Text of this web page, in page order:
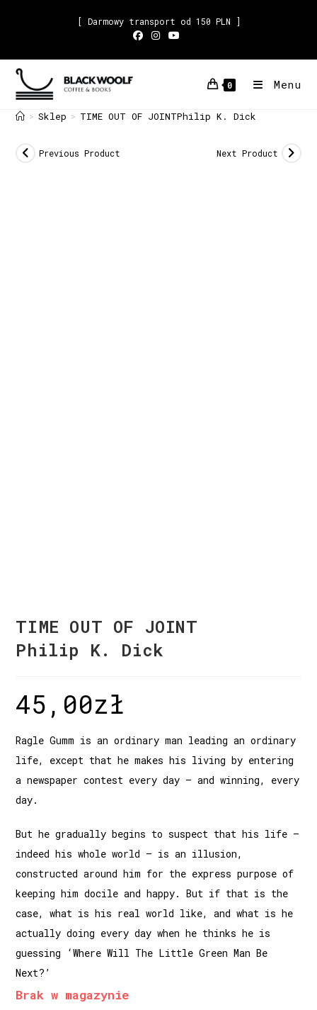
[ Darmowy transport od 150 PLN ]
0 Menu
> Sklep > TIME OUT OF JOINTPhilip K. Dick
Previous Product Next Product
TIME OUT OF JOINT
Philip K. Dick
45,00zł
Ragle Gumm is an ordinary man leading an ordinary
life, except that he makes his living by entering
a newspaper contest every day – and winning, every
day.
But he gradually begins to suspect that his life –
indeed his whole world – is an illusion,
constructed around him for the express purpose of
keeping him docile and happy. But if that is the
case, what is his real world like, and what is he
actually doing every day when he thinks he is
guessing ‘Where Will The Little Green Man Be
Next?’
Brak w magazynie